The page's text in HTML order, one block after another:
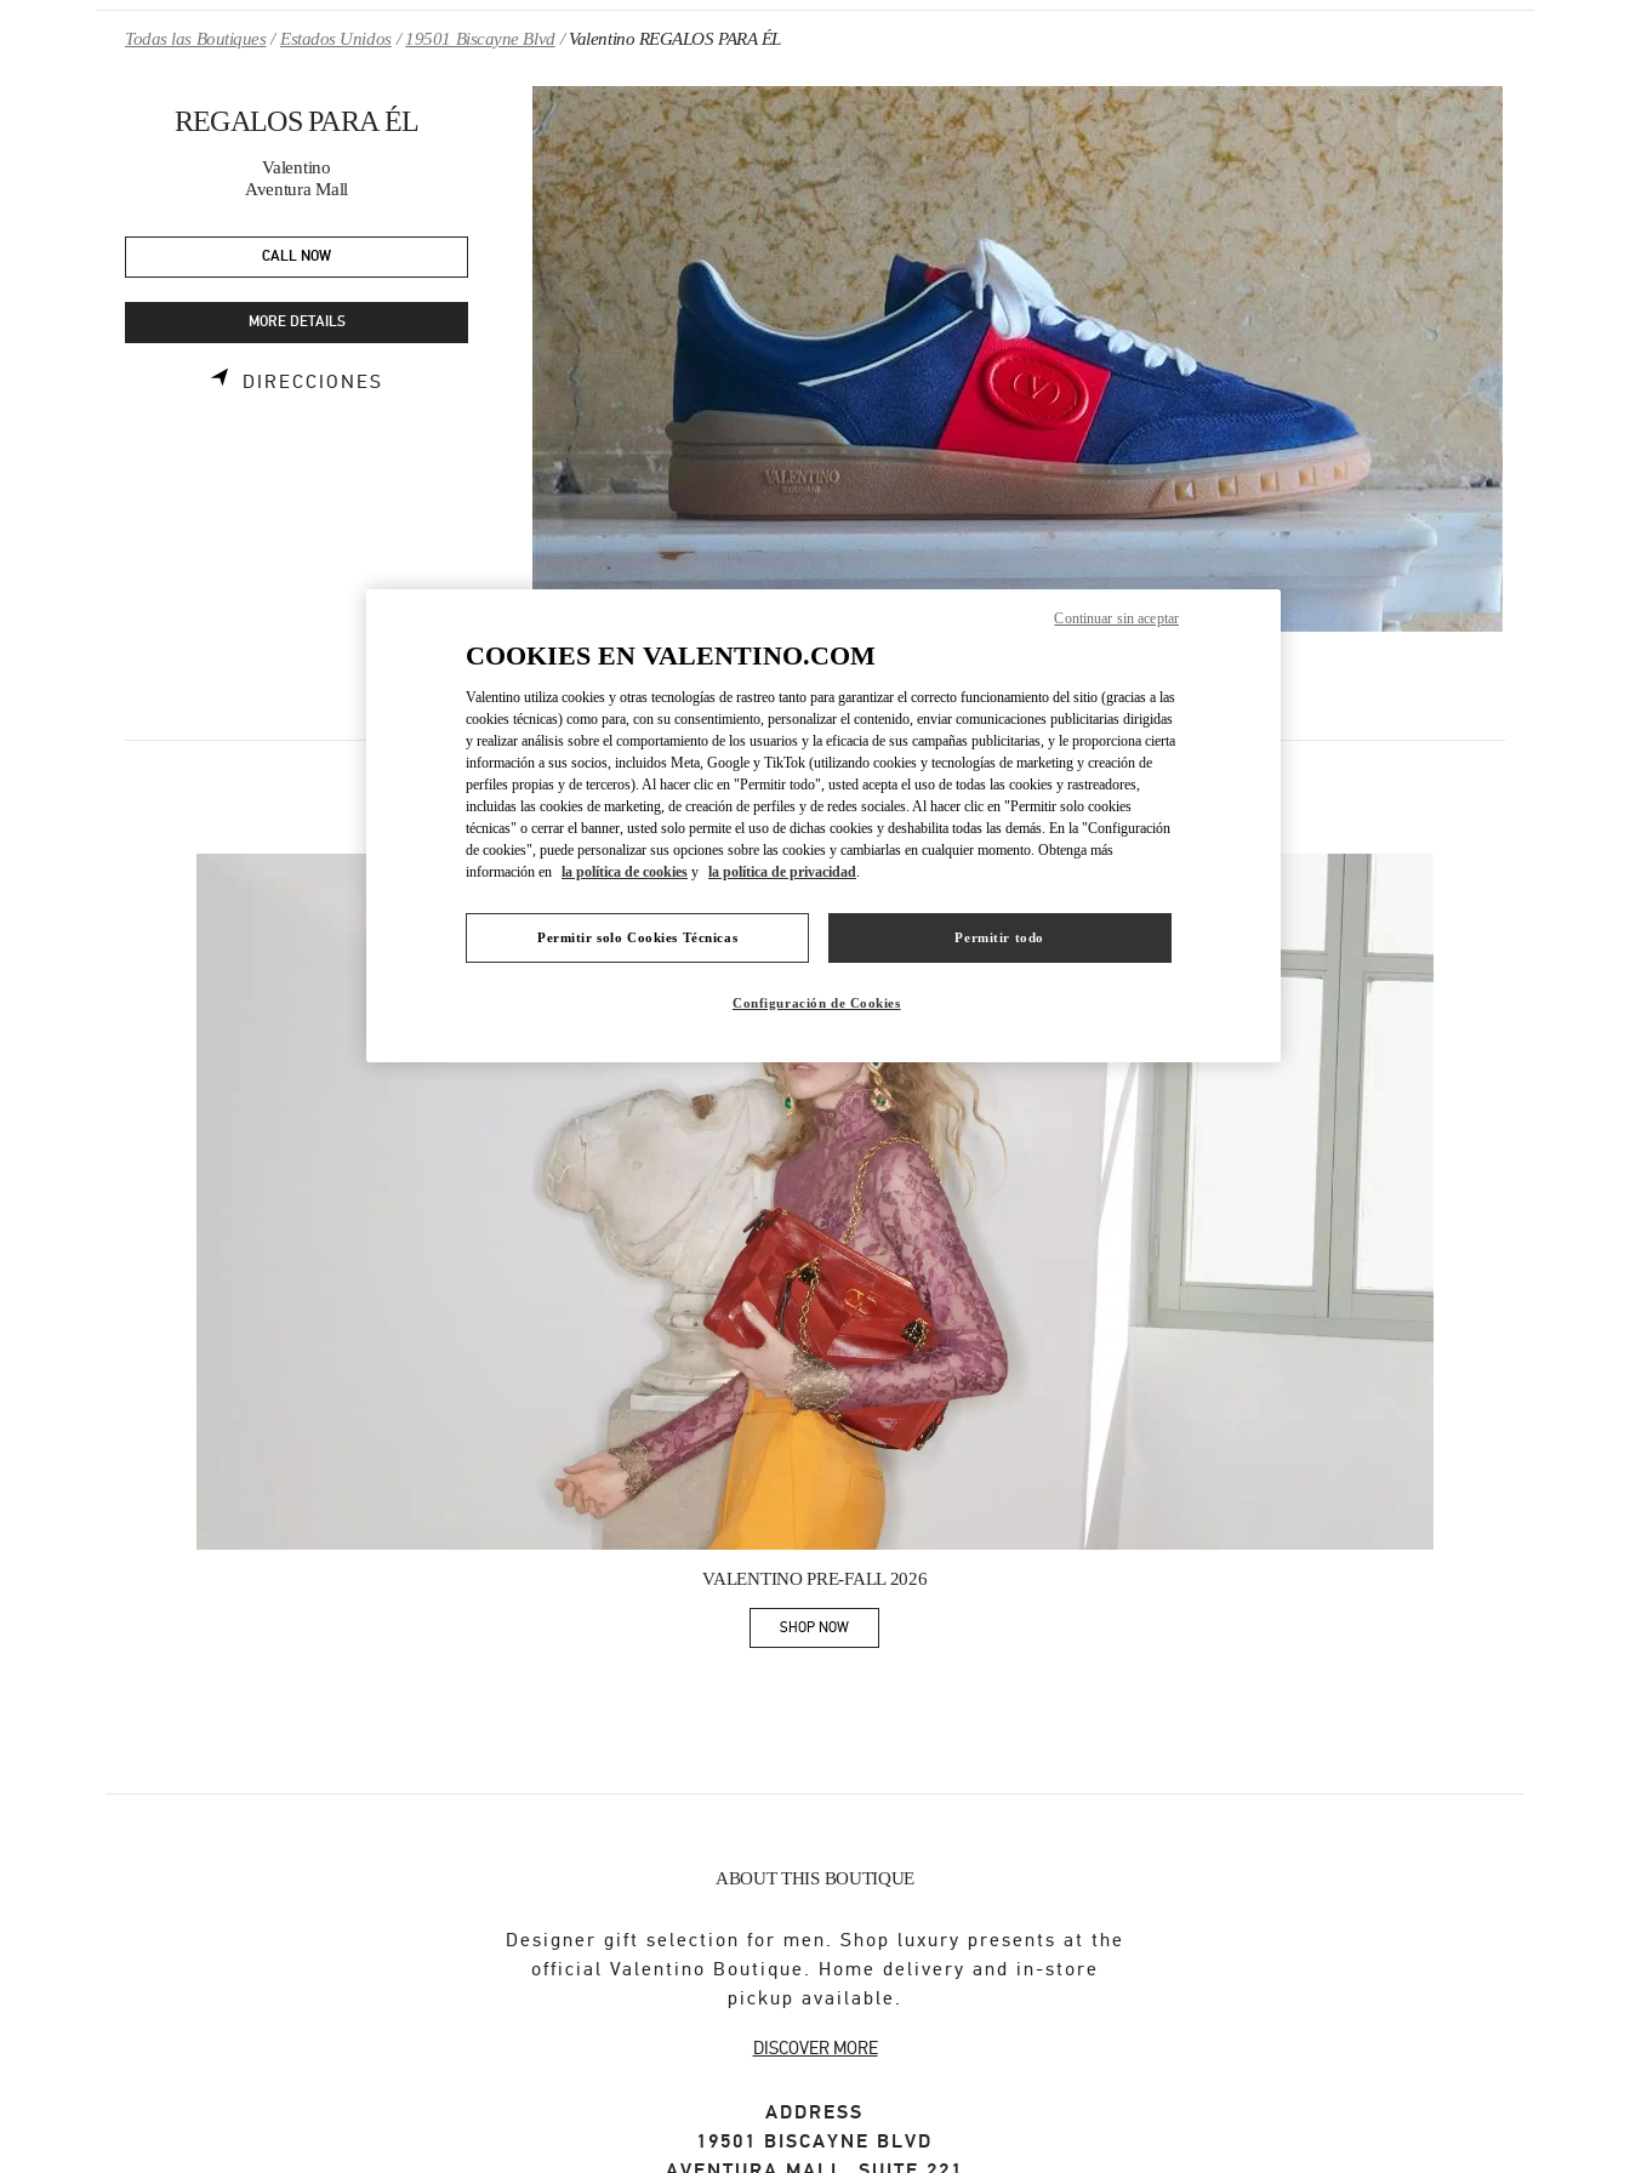
Todas las Boutiques Estados Unidos 19501 Biscayne Blvd Valentino REGALOS PARA ÉL
REGALOS PARA ÉL
Valentino
Aventura Mall
CALL NOW
MORE DETAILS
DIRECCIONES LINK OPENS IN NEW TAB
Link Opens in New Tab
NOVEDADES
VALENTINO PRE-FALL 2026
SHOP NOWLink Opens in New Tab
ABOUT THIS BOUTIQUE
Designer gift selection for men. Shop luxury presents at the
official Valentino Boutique. Home delivery and in-store
pickup available.
DISCOVER MORE
ADDRESS
19501 BISCAYNE BLVD
COOKIES EN VALENTINO.COM
Valentino utiliza cookies y otras tecnologías de rastreo tanto para garantizar el correcto funcionamiento del sitio (gracias a las
cookies técnicas) como para, con su consentimiento, personalizar el contenido, enviar comunicaciones publicitarias dirigidas
y realizar análisis sobre el comportamiento de los usuarios y la eficacia de sus campañas publicitarias, y le proporciona cierta
información a sus socios, incluidos Meta, Google y TikTok (utilizando cookies y tecnologías de marketing y creación de
perfiles propias y de terceros). Al hacer clic en "Permitir todo", usted acepta el uso de todas las cookies y rastreadores,
incluidas las cookies de marketing, de creación de perfiles y de redes sociales. Al hacer clic en "Permitir solo cookies
técnicas" o cerrar el banner, usted solo permite el uso de dichas cookies y deshabilita todas las demás. En la "Configuración
de cookies", puede personalizar sus opciones sobre las cookies y cambiarlas en cualquier momento. Obtenga más
información en la política de cookies y la política de privacidad
Permitir solo Cookies Técnicas Permitir todo
Configuración de Cookies
Continuar sin aceptar